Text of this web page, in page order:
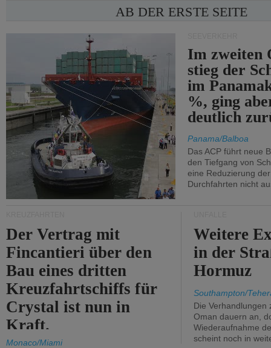
AB DER ERSTE SEITE
Im zweiten
stieg der
im
%, ging
deutlich
Panama/Balboa
Das ACP führt neue
den Tiefgang von
eine Reduzierung
Durchfahrten nicht
Der Vertrag mit
Fincantieri über den
Bau eines dritten
Kreuzfahrtschiffs für
Crystal ist nun in
Kraft.
Monaco/Miami
Weitere
in der
Hormuz
Southampton/
Die Verhandlungen
Oman dauern an,
Wiederaufnahme
scheint noch in